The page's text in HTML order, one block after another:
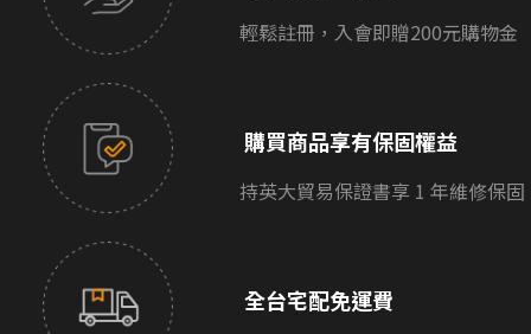
輕鬆註冊，入會即贈200元購物金
購買商品享有保固權益
持英大貿易保證書享 1 年維修保固
全台宅配免運費